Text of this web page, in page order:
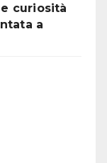
curiosità
a